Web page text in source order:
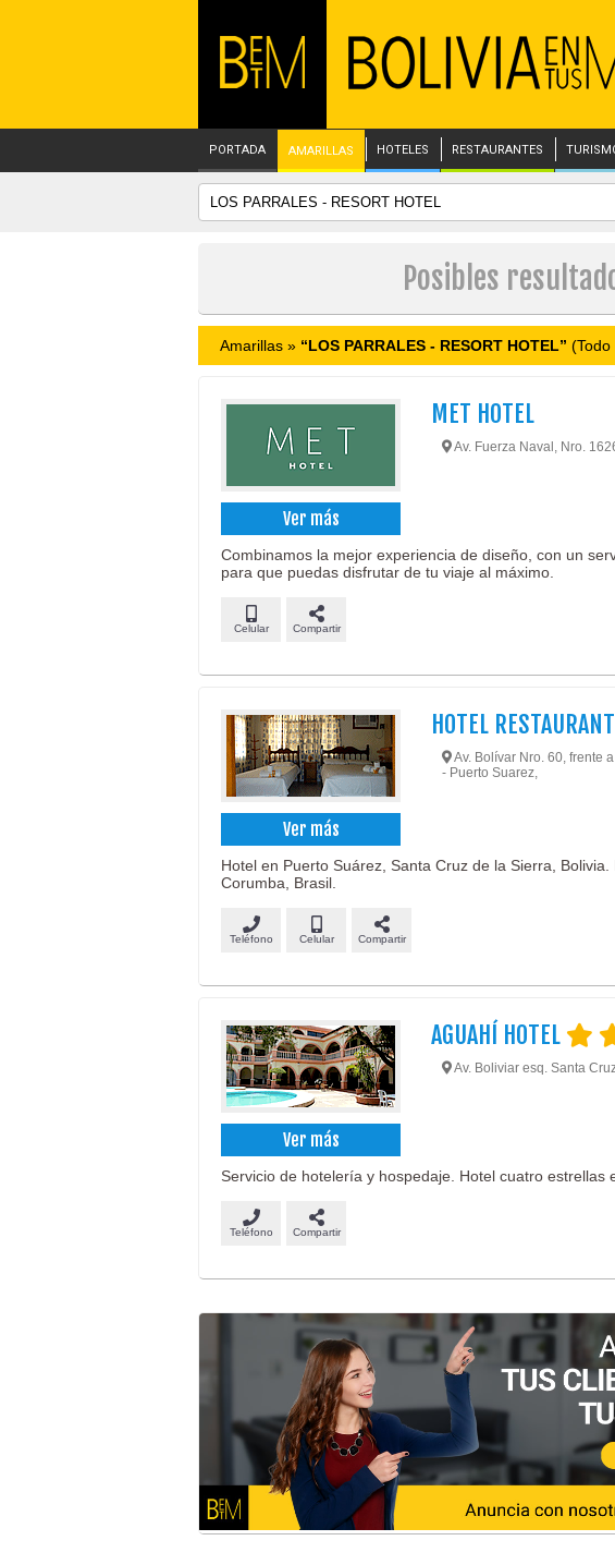
PORTADA AMARILLAS HOTELES RESTAURANTES
Posibles
Amarillas » “LOS PARRALES - RESORT HOTEL” (Todo
Ver más
MET HOTEL
Av. Fuerza Naval, Nro.
Combinamos la mejor experiencia de diseño, con un
para que puedas disfrutar de tu viaje al máximo.
Celular Compartir
Ver más
HOTEL
Av. Bolívar Nro. 60, frente
- Puerto Suarez,
Hotel en Puerto Suárez, Santa Cruz de la Sierra,
Corumba, Brasil.
Teléfono Celular Compartir
Ver más
AGUAHÍ HOTEL
Av. Boliviar esq. Santa
Servicio de hotelería y hospedaje. Hotel cuatro estrellas
Teléfono Compartir